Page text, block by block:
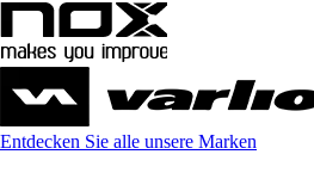
Entdecken Sie alle unsere Marken